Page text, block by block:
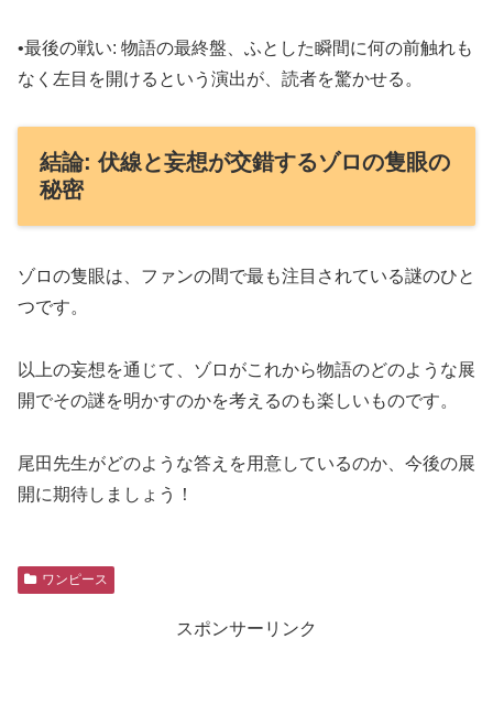
•最後の戦い: 物語の最終盤、ふとした瞬間に何の前触れも
なく左目を開けるという演出が、読者を驚かせる。
結論: 伏線と妄想が交錯するゾロの隻眼の
秘密
ゾロの隻眼は、ファンの間で最も注目されている謎のひと
つです。
以上の妄想を通じて、ゾロがこれから物語のどのような展
開でその謎を明かすのかを考えるのも楽しいものです。
尾田先生がどのような答えを用意しているのか、今後の展
開に期待しましょう！
ワンピース
スポンサーリンク